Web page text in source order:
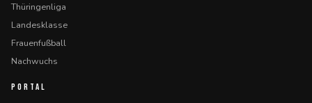
Thüringenliga
Landesklasse
Frauenfußball
Nachwuchs
PORTAL